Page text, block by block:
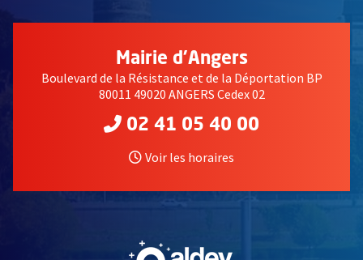
Mairie d'Angers
Boulevard de la Résistance et de la Déportation BP
80011 49020 ANGERS Cedex 02
02 41 05 40 00
Voir les horaires